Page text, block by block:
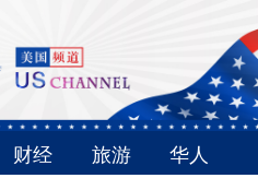
财经 旅游 华人